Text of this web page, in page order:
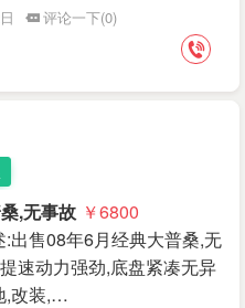
评论一下(0)
,无事故 ￥6800
出售08年6月经典大普桑,无
速动力强劲,底盘紧凑无异
,改装,…